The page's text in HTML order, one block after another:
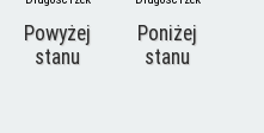
Powyżej
stanu
Poniżej
stanu